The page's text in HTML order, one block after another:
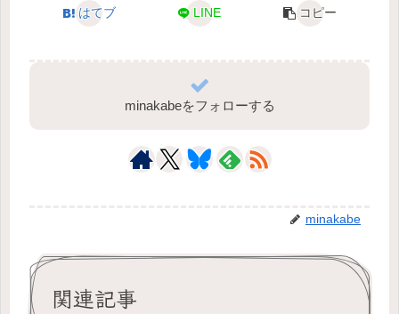
はてブ LINE コピー
minakabeをフォローする
minakabe
関連記事